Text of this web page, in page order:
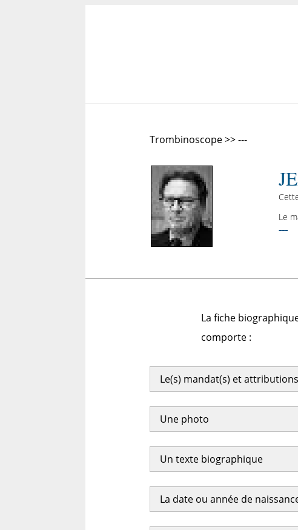
Trombinoscope >> ---
Le
---
La fiche
comporte :
Le(s) mandat(s) et attributions
Une photo
Un texte biographique
La date ou année de